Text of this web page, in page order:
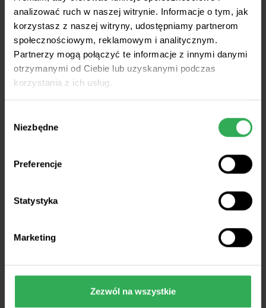
analizować ruch w naszej witrynie. Informacje o tym, jak
korzystasz z naszej witryny, udostępniamy partnerom
społecznościowym, reklamowym i analitycznym.
Partnerzy mogą połączyć te informacje z innymi danymi
otrzymanymi od Ciebie lub uzyskanymi podczas
korzystania z ich usług.
zgody
Niezbędne
Preferencje
Statystyka
Marketing
Zezwól na wszystkie
POLIDAP®
Poznaj nawozy
/ Wieloskładnikowe